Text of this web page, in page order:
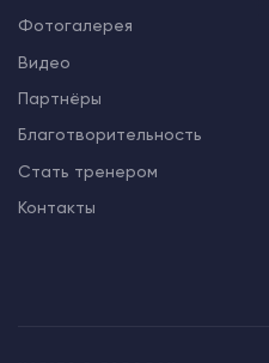
Фотогалерея
Видео
Партнёры
Благотворительность
Стать тренером
Контакты